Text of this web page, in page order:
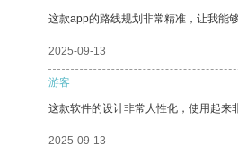
这款app的路线规划非常精准，让我能
2025-09-13
游客
这款软件的设计非常人性化，使用起来
2025-09-13